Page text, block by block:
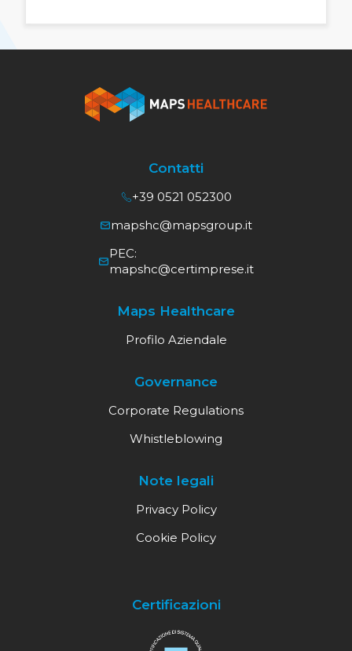
Contatti
+39 0521 052300
mapshc@mapsgroup.it
PEC:
mapshc@certimprese.it
Maps Healthcare
Profilo Aziendale
Governance
Corporate Regulations
Whistleblowing
Note legali
Privacy Policy
Cookie Policy
Certificazioni